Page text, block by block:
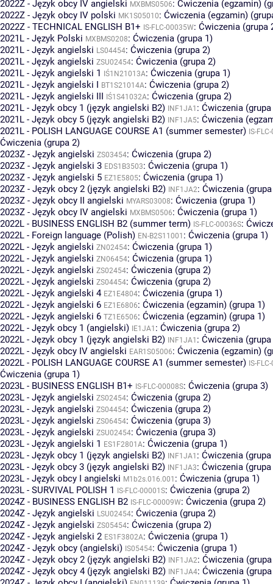
2022Z - Język obcy IV angielski MXBMS0506: Ćwiczenia (egzamin)
2022Z - Język obcy IV polski MK1S05010: Ćwiczenia (egzamin)
2022Z - TECHNICAL ENGLISH B1+ IS-FLC-00035W: Ćwiczenia (grupa
2021L - Język Polski MXBMS0208: Ćwiczenia (grupa 1)
2021L - Język angielski LS04454: Ćwiczenia (grupa 2)
2021L - Język angielski ZSU02454: Ćwiczenia (grupa 2)
2021L - Język angielski 1 IŚ1N21013A: Ćwiczenia (grupa 1)
2021L - Język angielski I BT1S21014A: Ćwiczenia (grupa 2)
2021L - Język angielski III IŚ1S41032A: Ćwiczenia (grupa 2)
2021L - Język obcy 1 (język angielski B2) INF1JA1 : Ćwiczenia (grupa
2021L - Język obcy 5 (język angielski B2) INF1JA5: Ćwiczenia
2021L - POLISH LANGUAGE COURSE A1 (summer semester) IS-
Ćwiczenia (grupa 2)
2023Z - Język angielski ZS03454: Ćwiczenia (grupa 2)
2023Z - Język angielski 3 EDS1B3503: Ćwiczenia (grupa 1)
2023Z - Język angielski 5 EZ1E5805: Ćwiczenia (grupa 1)
2023Z - Język obcy 2 (język angielski B2) INF1JA2: Ćwiczenia
2023Z - Język obcy II angielski MYARS03008: Ćwiczenia (grupa 1)
2023Z - Język obcy IV angielski MXBMS0506: Ćwiczenia (grupa 1)
2022L - BUSINESS ENGLISH B2 (summer term) IS-FLC-00036S:
2022L - Foreign language (Polish) EN-B2S11001 : Ćwiczenia (grupa 1)
2022L - Język angielski ZN02454: Ćwiczenia (grupa 1)
2022L - Język angielski ZN06454: Ćwiczenia (grupa 1)
2022L - Język angielski ZS02454: Ćwiczenia (grupa 2)
2022L - Język angielski ZS04454: Ćwiczenia (grupa 2)
2022L - Język angielski 4 EZ1E4804: Ćwiczenia (grupa 1)
2022L - Język angielski 6 EZ1E6806: Ćwiczenia (egzamin) (grupa 1)
2022L - Język angielski 6 TZ1E6506: Ćwiczenia (egzamin) (grupa 1)
2022L - Język obcy 1 (angielski) IE1JA1 : Ćwiczenia (grupa 2)
2022L - Język obcy 1 (język angielski B2) INF1JA1 : Ćwiczenia (grupa
2022L - Język obcy IV angielski EAR1S05006: Ćwiczenia (egzamin)
2022L - POLISH LANGUAGE COURSE A1 (summer semester) IS-
Ćwiczenia (grupa 1)
2023L - BUSINESS ENGLISH B1+ IS-FLC-00008S: Ćwiczenia (grupa 3)
2023L - Język angielski ZS02454: Ćwiczenia (grupa 2)
2023L - Język angielski ZS04454: Ćwiczenia (grupa 2)
2023L - Język angielski ZS06454: Ćwiczenia (grupa 3)
2023L - Język angielski ZSU02454: Ćwiczenia (grupa 3)
2023L - Język angielski 1 ES1F2801A: Ćwiczenia (grupa 1)
2023L - Język obcy 1 (język angielski B2) INF1JA1 : Ćwiczenia (grupa
2023L - Język obcy 3 (język angielski B2) INF1JA3: Ćwiczenia (grupa
2023L - Język obcy I angielski M1b2s.016.001 : Ćwiczenia (grupa 1)
2023L - SURVIVAL POLISH 1 IS-FLC-00001S: Ćwiczenia (grupa 2)
2024Z - BUSINESS ENGLISH B2 IS-FLC-00009W: Ćwiczenia (grupa 2)
2024Z - Język angielski LSU02454: Ćwiczenia (grupa 2)
2024Z - Język angielski ZS05454: Ćwiczenia (grupa 2)
2024Z - Język angielski 2 ES1F3802A: Ćwiczenia (grupa 1)
2024Z - Język obcy (angielski) IS05454: Ćwiczenia (grupa 1)
2024Z - Język obcy 2 (język angielski B2) INF1JA2: Ćwiczenia
2024Z - Język obcy 4 (język angielski B2) INF1JA4: Ćwiczenia